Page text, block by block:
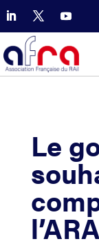
Le